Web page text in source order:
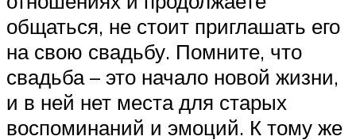
общаться, не стоит приглашать его
на свою свадьбу. Помните, что
свадьба – это начало новой жизни,
и в ней нет места для старых
воспоминаний и эмоций. К тому же